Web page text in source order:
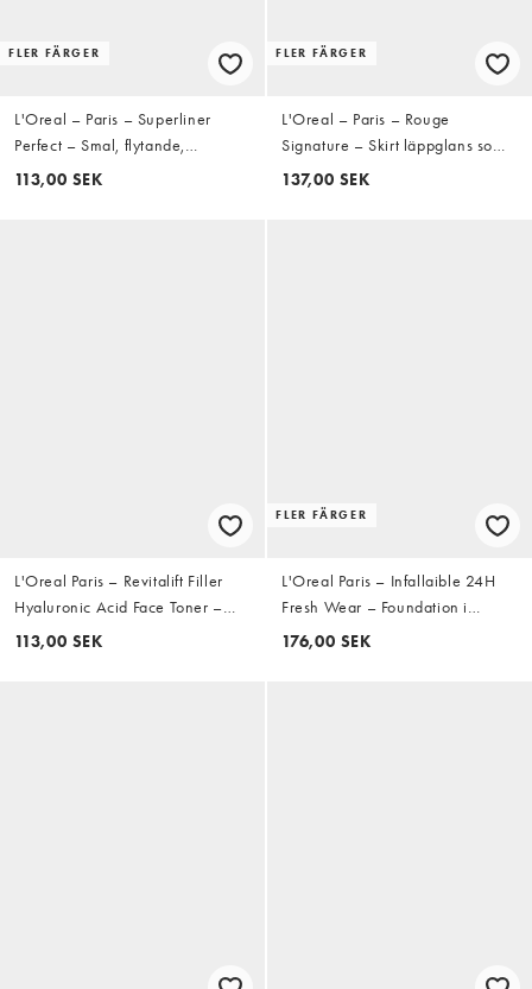
FLER FÄRGER
L'Oreal – Paris – Superliner
Perfect – Smal, flytande,
kladdsäker eyeliner – 03 Brown
113,00 SEK
FLER FÄRGER
L'Oreal – Paris – Rouge
Signature – Skirt läppglans som
gör läpparna fylliga – 406
137,00 SEK
L'Oreal Paris – Revitalift Filler
Hyaluronic Acid Face Toner –
Toner med hyaluronsyra
113,00 SEK
FLER FÄRGER
L'Oreal Paris – Infallaible 24H
Fresh Wear – Foundation i
puderform
176,00 SEK